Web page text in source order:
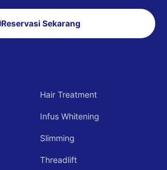
Reservasi Sekarang
Hair Treatment
Infus Whitening
Slimming
Threadlift